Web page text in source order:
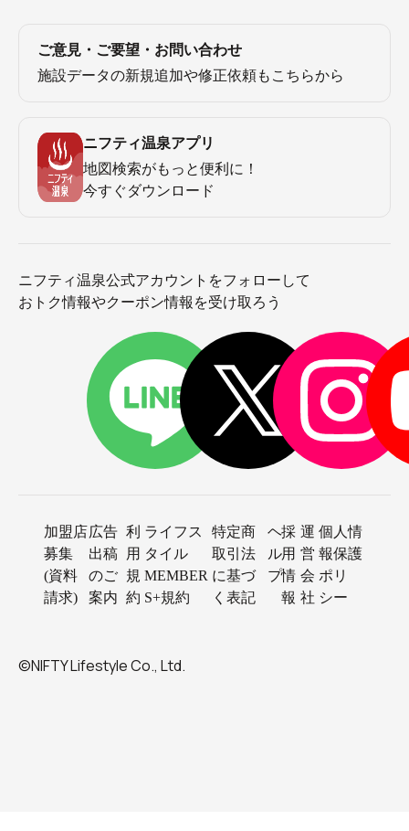
ご意見・ご要望・お問い合わせ
施設データの新規追加や修正依頼もこちらから
ニフティ温泉アプリ
地図検索がもっと便利に！
今すぐダウンロード
ニフティ温泉公式アカウントをフォローして
おトク情報やクーポン情報を受け取ろう
加盟店
募集
(資料
請求)
広告
出稿
のご
案内
利
用
規
約
ライフス
タイル
MEMBER
S+規約
特定商
取引法
に基づ
く表記
ヘ
ル
プ
採
用
情
報
運
営
会
社
個人情
報保護
ポリ
シー
©NIFTY Lifestyle Co., Ltd.